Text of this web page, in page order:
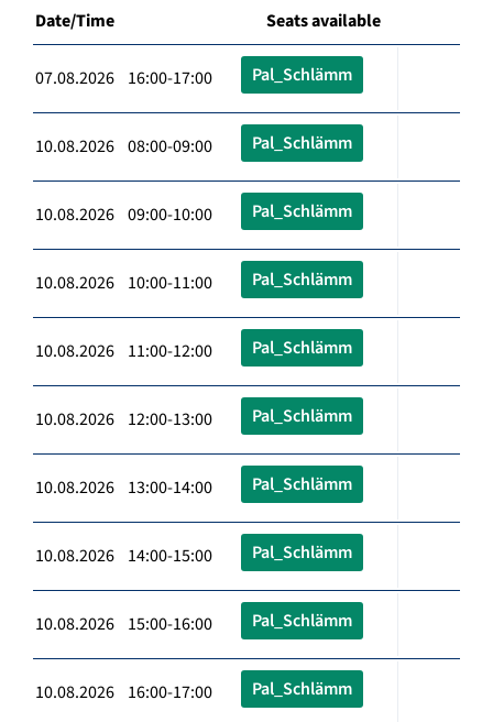
Date/Time Seats available
07.08.2026 16:00-17:00 Pal_Schlämm
10.08.2026 08:00-09:00 Pal_Schlämm
10.08.2026 09:00-10:00 Pal_Schlämm
10.08.2026 10:00-11:00 Pal_Schlämm
10.08.2026 11:00-12:00 Pal_Schlämm
10.08.2026 12:00-13:00 Pal_Schlämm
10.08.2026 13:00-14:00 Pal_Schlämm
10.08.2026 14:00-15:00 Pal_Schlämm
10.08.2026 15:00-16:00 Pal_Schlämm
10.08.2026 16:00-17:00 Pal_Schlämm